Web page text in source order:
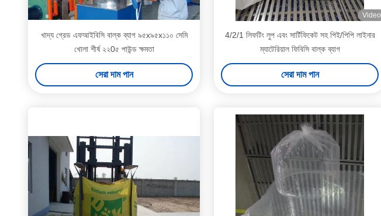
খাদ্য গ্রেড এফআইবিসি বাল্ক ব্যাগ ৯৫x৯৫x১১০ সেমি
খোলা শীর্ষ ২২0৫ পাউন্ড ক্ষমতা
সেরা দাম পান
Video
4/2/1 লিফটিং লুপ এবং সার্টিফিকেট সহ পিই/পিপি লাইনার
ম্যাটেরিয়াল ফিবিসি বাল্ক ব্যাগ
সেরা দাম পান